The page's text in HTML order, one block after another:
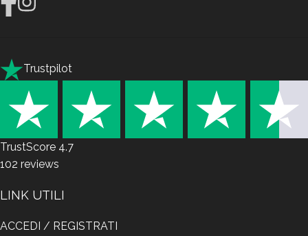
Trustpilot
TrustScore 4.7
102 reviews
LINK UTILI
ACCEDI / REGISTRATI